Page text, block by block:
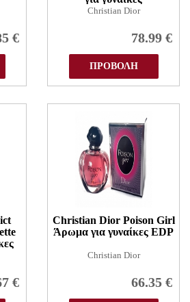
€
Christian Dior
78.99 €
ΠΡΟΒΟΛΗ
€
Christian Dior Poison Girl
Άρωμα για γυναίκες EDP
Christian Dior
66.35 €